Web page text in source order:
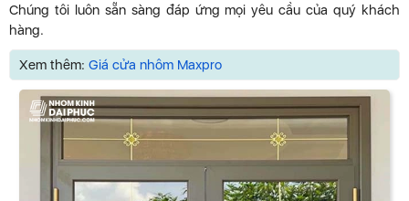
Chúng tôi luôn sẵn sàng đáp ứng mọi yêu cầu của quý khách
hàng.
Xem thêm: Giá cửa nhôm Maxpro